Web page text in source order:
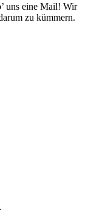
uns eine Mail! Wir
zu kümmern.